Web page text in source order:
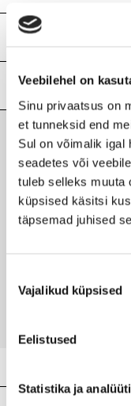
Veebilehel on
Sinu privaatsus on
et tunneksid end
Sul on võimalik igal
seadetes või
tuleb selleks muuta
küpsised käsitsi
täpsemad juhised
valik
Vajalikud küpsised
Eelistused
Statistika ja
Koostis
POTASSIUM CETYL
COPOLYMER •
CERIFERA CERA /
STEARETH-2 •
SODIUM
OIL • CAPRYLYL
SODIUM
OCTADECANEDIOL
CARBOMER •
Lisainfo
Kaubamärk
Laokood
Ribakood
Viimati